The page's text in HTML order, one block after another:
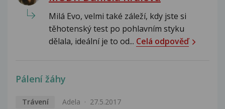
Milá Evo, velmi také záleží, kdy jste si
těhotenský test po pohlavním styku
dělala, ideální je to od... Celá odpověď
Pálení žáhy
Trávení Adela 27.5.2017